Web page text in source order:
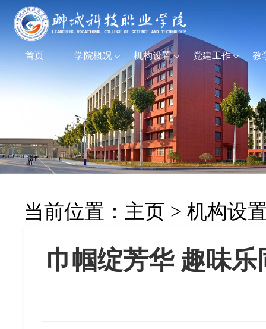
首页 学院概况 机构设置 党建工作 教
当前位置： 主页 > 机构设
巾帼绽芳华 趣味